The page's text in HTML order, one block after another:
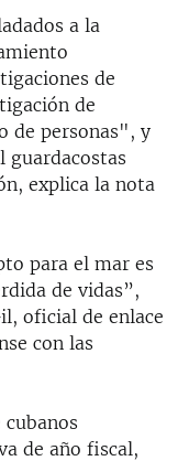
a la
de
de
de personas", y
guardacostas
explica la nota
para el mar es
de vidas”,
oficial de enlace
con las
de año fiscal,